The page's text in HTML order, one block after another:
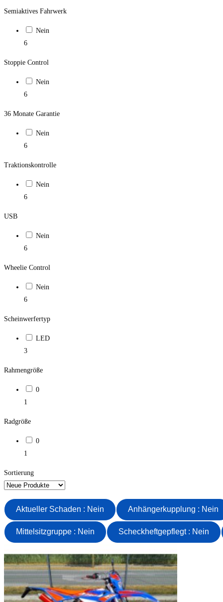
Semiaktives Fahrwerk
Nein
6
Stoppie Control
Nein
6
36 Monate Garantie
Nein
6
Traktionskontrolle
Nein
6
USB
Nein
6
Wheelie Control
Nein
6
Scheinwerfertyp
LED
3
Rahmengröße
0
1
Radgröße
0
1
Sortierung
Aktueller Schaden : Nein Anhängerkupplung : Nein
Mittelsitzgruppe : Nein Scheckheftgepflegt : Nein